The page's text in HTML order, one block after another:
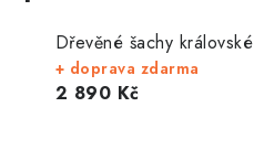
Dřevěné šachy královské
+ doprava zdarma
2 890 Kč